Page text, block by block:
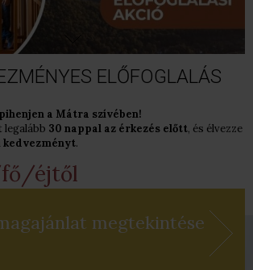
ELŐFOGLALÁS
a Mátra szívében!
legalább 30 nappal az érkezés előtt, és élvezze
kedvezményt.
fő/éjtől
megtekintése